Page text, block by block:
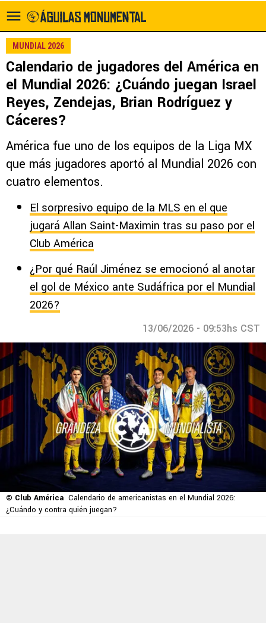
MUNDIAL 2026
Calendario de jugadores del América en
el Mundial 2026: ¿Cuándo juegan Israel
Reyes, Zendejas, Brian Rodríguez y
Cáceres?
América fue uno de los equipos de la Liga MX
que más jugadores aportó al Mundial 2026 con
cuatro elementos.
El sorpresivo equipo de la MLS en el que
jugará Allan Saint-Maximin tras su paso por el
Club América
¿Por qué Raúl Jiménez se emocionó al anotar
el gol de México ante Sudáfrica por el Mundial
2026?
13/06/2026 - 09:53hs CST
© Club América Calendario de americanistas en el Mundial 2026:
¿Cuándo y contra quién juegan?